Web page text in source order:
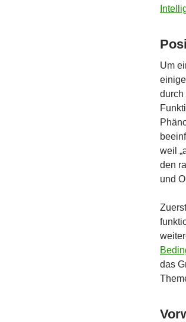
Um
durch
weil
den
und
das